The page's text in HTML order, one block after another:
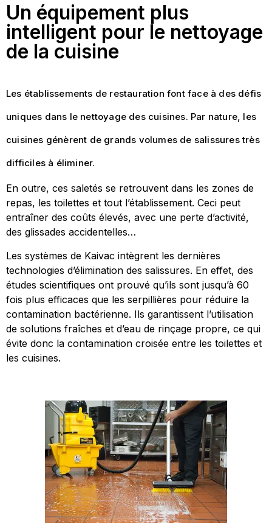
Un équipement plus
intelligent pour le nettoyage
de la cuisine
Les établissements de restauration font face à des défis
uniques dans le nettoyage des cuisines. Par nature, les
cuisines génèrent de grands volumes de salissures très
difficiles à éliminer.
En outre, ces saletés se retrouvent dans les zones de
repas, les toilettes et tout l’établissement. Ceci peut
entraîner des coûts élevés, avec une perte d’activité,
des glissades accidentelles…
Les systèmes de Kaivac intègrent les dernières
technologies d’élimination des salissures. En effet, des
études scientifiques ont prouvé qu’ils sont jusqu’à 60
fois plus efficaces que les serpillières pour réduire la
contamination bactérienne. Ils garantissent l’utilisation
de solutions fraîches et d’eau de rinçage propre, ce qui
évite donc la contamination croisée entre les toilettes et
les cuisines.